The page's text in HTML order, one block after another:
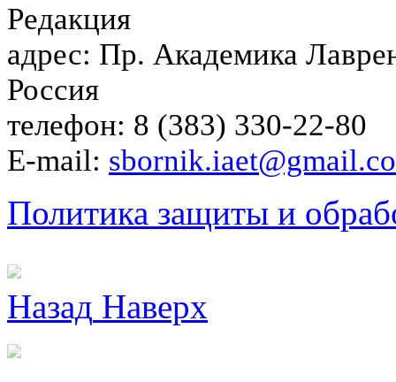
Редакция
адрес: Пр. Академика
Россия
телефон: 8 (383) 330-22-80
E-mail:
Политика защиты и
Назад Наверх